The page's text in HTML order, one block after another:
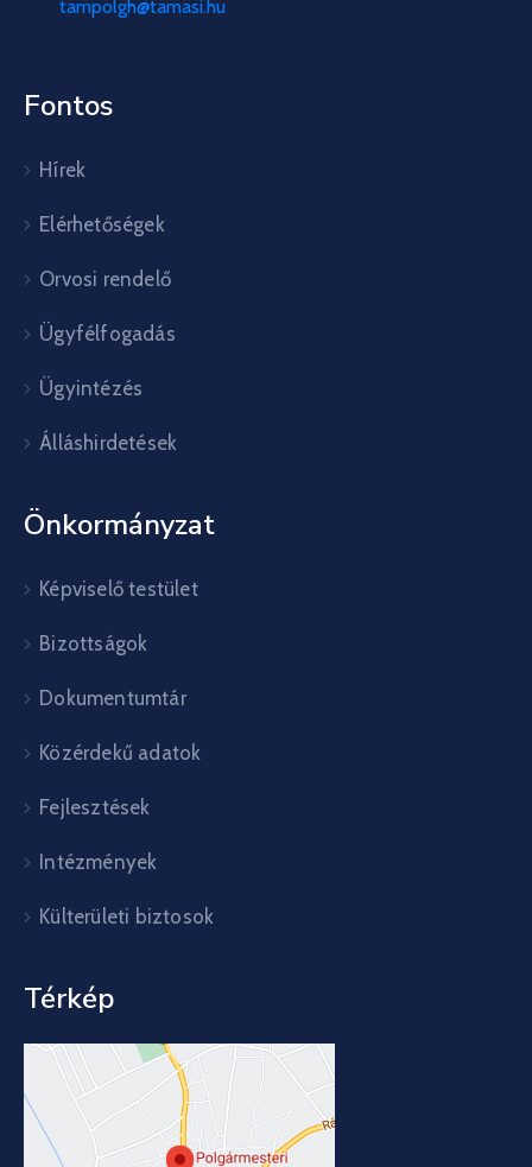
tampolgh@tamasi.hu
Fontos
Hírek
Elérhetőségek
Orvosi rendelő
Ügyfélfogadás
Ügyintézés
Álláshirdetések
Önkormányzat
Képviselő testület
Bizottságok
Dokumentumtár
Közérdekű adatok
Fejlesztések
Intézmények
Külterületi biztosok
Térkép